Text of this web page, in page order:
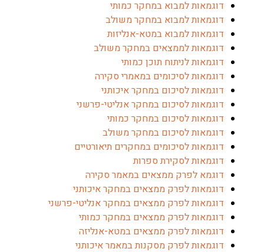
דוגמאות למבוא במחקר כמותי
דוגמאות למבוא במחקר משולב
דוגמאות למבוא במטא-אנליזות
דוגמאות לממצאים במחקר משולב
דוגמאות לניתוח תוכן כמותי
דוגמאות לסיכומים במאמרי סקירה
דוגמאות לסיכום במחקר איכותני
דוגמאות לסיכום במחקר אנליטי-פרשני
דוגמאות לסיכום במחקר כמותי
דוגמאות לסיכום במחקר משולב
דוגמאות לסיכומים במחקרים תיאורטיים
דוגמאות לסקירת ספרות
דוגמא לפרק ממצאים במאמר סקירה
דוגמאות לפרק ממצאים במחקר איכותני
דוגמאות לפרק ממצאים במחקר אנליטי-פרשני
דוגמאות לפרק ממצאים במחקר כמותי
דוגמאות לפרק ממצאים במטא-אנליזה
דוגמאות לפרק מסקנות במאמר איכותני